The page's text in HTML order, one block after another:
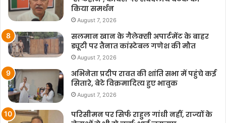
किया समर्थन
August 7, 2026
सलमान खान के गैलेक्सी अपार्टमेंट के बाहर
ड्यूटी पर तैनात कांस्टेबल गणेश की मौत
August 7, 2026
अभिनेता प्रदीप रावत की शांति सभा में पहुंचे कई
सितारे, बेटे विक्रमादित्य हुए भावुक
August 7, 2026
परिसीमन पर सिर्फ राहुल गांधी नहीं, राज्यों के